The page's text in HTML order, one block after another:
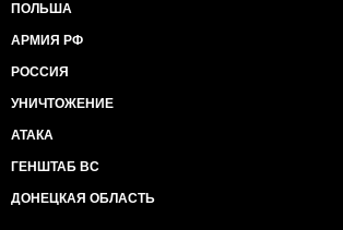
ПОЛЬША
АРМИЯ РФ
РОССИЯ
УНИЧТОЖЕНИЕ
АТАКА
ГЕНШТАБ ВС
ДОНЕЦКАЯ ОБЛАСТЬ